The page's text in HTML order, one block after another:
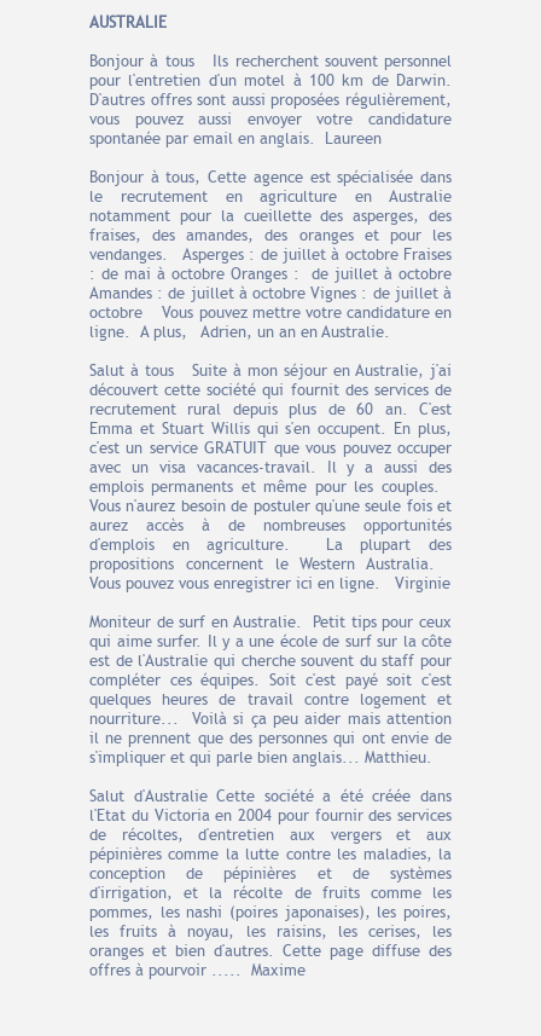
AUSTRALIE
Bonjour à tous Ils recherchent souvent personnel
pour l'entretien d'un motel à 100 km de Darwin.
D'autres offres sont aussi proposées régulièrement,
vous pouvez aussi envoyer votre candidature
spontanée par email en anglais. Laureen
Bonjour à tous, Cette agence est spécialisée dans
le recrutement en agriculture en Australie
notamment pour la cueillette des asperges, des
fraises, des amandes, des oranges et pour les
vendanges. Asperges : de juillet à octobre Fraises
: de mai à octobre Oranges : de juillet à octobre
Amandes : de juillet à octobre Vignes : de juillet à
octobre Vous pouvez mettre votre candidature en
ligne. A plus, Adrien, un an en Australie.
Salut à tous Suite à mon séjour en Australie, j'ai
découvert cette société qui fournit des services de
recrutement rural depuis plus de 60 an. C'est
Emma et Stuart Willis qui s'en occupent. En plus,
c'est un service GRATUIT que vous pouvez occuper
avec un visa vacances-travail. Il y a aussi des
emplois permanents et même pour les couples.
Vous n'aurez besoin de postuler qu'une seule fois et
aurez accès à de nombreuses opportunités
d'emplois en agriculture. La plupart des
propositions concernent le Western Australia.
Vous pouvez vous enregistrer ici en ligne. Virginie
Moniteur de surf en Australie. Petit tips pour ceux
qui aime surfer. Il y a une école de surf sur la côte
est de l'Australie qui cherche souvent du staff pour
compléter ces équipes. Soit c'est payé soit c'est
quelques heures de travail contre logement et
nourriture... Voilà si ça peu aider mais attention
il ne prennent que des personnes qui ont envie de
s'impliquer et qui parle bien anglais... Matthieu.
Salut d'Australie Cette société a été créée dans
l'Etat du Victoria en 2004 pour fournir des services
de récoltes, d'entretien aux vergers et aux
pépinières comme la lutte contre les maladies, la
conception de pépinières et de systèmes
d'irrigation, et la récolte de fruits comme les
pommes, les nashi (poires japonaises), les poires,
les fruits à noyau, les raisins, les cerises, les
oranges et bien d'autres. Cette page diffuse des
offres à pourvoir ..... Maxime